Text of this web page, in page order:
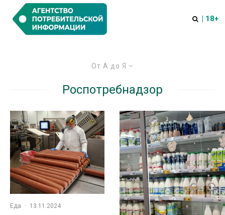
| 18+
От А до Я
Роспотребнадзор
Еда · 13.11.2024